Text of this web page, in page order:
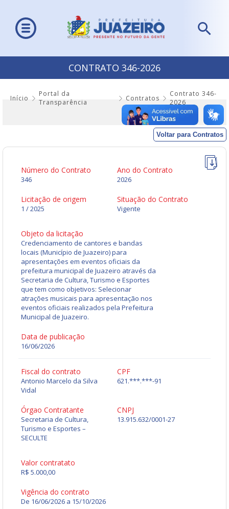
CONTRATO 346-2026
Início
Portal da
Transparência
Contratos
Contrato 346-
2026
Voltar para Contratos
Número do Contrato
346
Ano do Contrato
2026
Licitação de origem
1 / 2025
Situação do Contrato
Vigente
Objeto da licitação
Credenciamento de cantores e bandas
locais (Município de Juazeiro) para
apresentações em eventos oficiais da
prefeitura municipal de Juazeiro através da
Secretaria de Cultura, Turismo e Esportes
que tem como objetivos: Selecionar
atrações musicais para apresentação nos
eventos oficiais realizados pela Prefeitura
Municipal de Juazeiro.
Data de publicação
16/06/2026
Fiscal do contrato
Antonio Marcelo da Silva
Vidal
CPF
621.***.***-91
Órgao Contratante
Secretaria de Cultura,
Turismo e Esportes –
SECULTE
CNPJ
13.915.632/0001-27
Valor contratato
R$ 5.000,00
Vigência do contrato
De 16/06/2026 a 15/10/2026